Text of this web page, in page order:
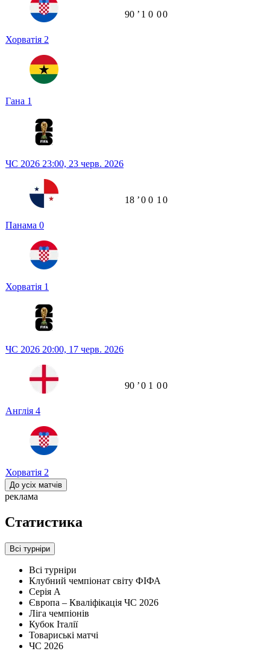
Хорватія 2
Гана 1
90 ʼ 1 0 00
ЧС 2026 23:00, 23 черв. 2026
Панама 0
Хорватія 1
18 ʼ0 0 1 0
ЧС 2026 20:00, 17 черв. 2026
Англія 4
Хорватія 2
90 ʼ0 1 00
До усіх матчів
реклама
Статистика
Всі турніри
Всі турніри
Клубний чемпіонат світу ФІФА
Серія А
Європа – Кваліфікація ЧС 2026
Ліга чемпіонів
Кубок Італії
Товариські матчі
ЧС 2026